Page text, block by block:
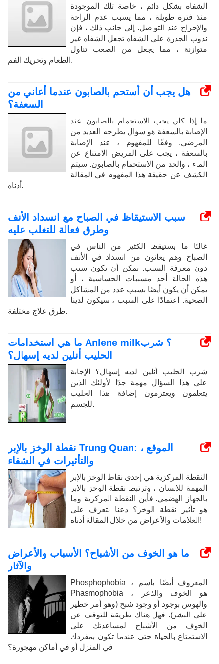
الشفاه بشكل دائم ، خاصة تلك الموجودة
منذ فترة طويلة ، مما يسبب عدم الراحة
والإحراج عند التواصل. إلى جانب ذلك ، فإن
ندوب الجدرة على الشفاه تجعل الشفاه غير
متوازنة ، مما يجعل من الصعب تناول
الطعام وتحريك الفم.
هل يجب أن أستحم بالصابون عندما أعاني من
السعفة؟
ما إذا كان يجب الاستحمام بالصابون عند
الإصابة بالسعفة هو سؤال يطرحه العديد من
المرضى. وفقًا للمفهوم ، عند الإصابة
بالسعفة ، يجب على المريض الامتناع عن
الماء ، والحد من الاستحمام بالصابون. سيتم
الكشف عن حقيقة هذا المفهوم في المقالة
أدناه.
سبب الاستيقاظ في الصباح مع انسداد الأنف
وطرق فعالة للتغلب عليه
غالبًا ما يستيقظ الكثير من الناس في
الصباح وهم يعانون من انسداد في الأنف
دون معرفة السبب. يمكن أن يكون سبب
هذه الحالة أحد مسببات الحساسية ، أو
يمكن أن يكون أيضًا بسبب عدد من المشاكل
الصحية. اعتمادًا على السبب ، سيكون لدينا
طرق علاج مختلفة.
ما هي استخدامات Anlene milk؟ شرب
الحليب أنلين لديه إسهال؟
شرب الحليب أنلين لديه إسهال؟ الإجابة
على هذا السؤال مهمة جدًا لأولئك الذين
يتعلمون ويعتزمون إضافة هذا الحليب
للجسم.
نقطة الوخز بالإبر Trung Quan: الموقع ،
والتأثيرات في الشفاء
النقطة المركزية هي إحدى نقاط الوخز بالإبر
المهمة للإنسان ، وترتبط نقطة الوخز بالإبر
بالجهاز الهضمي. فأين النقطة المركزية وما
هو تأثير نقطة الوخز؟ دعنا نتعرف على
العلامات والأعراض من خلال المقالة أدناه!
ما هو الخوف من الأشباح؟ الأسباب والأعراض
والآثار
Phosphophobia ، المعروف أيضًا باسم
Phasmophobia ، هو الخوف والذعر
والهوس بوجود أو وجود شبح (وهو أمر خطير
على البشر). فهل هناك طريقة للتوقف عن
الخوف من الأشباح لمساعدتك على
الاستمتاع بالحياة حتى عندما تكون بمفردك
في المنزل أو في أماكن مهجورة؟